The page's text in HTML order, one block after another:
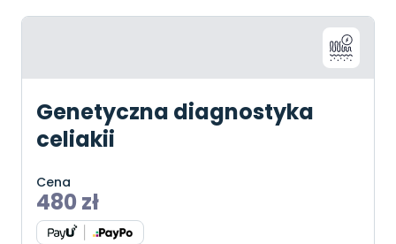
Genetyczna diagnostyka
celiakii
Cena
480 zł